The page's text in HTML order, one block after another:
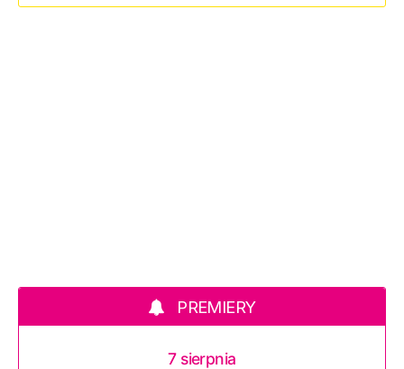
PREMIERY
7 sierpnia